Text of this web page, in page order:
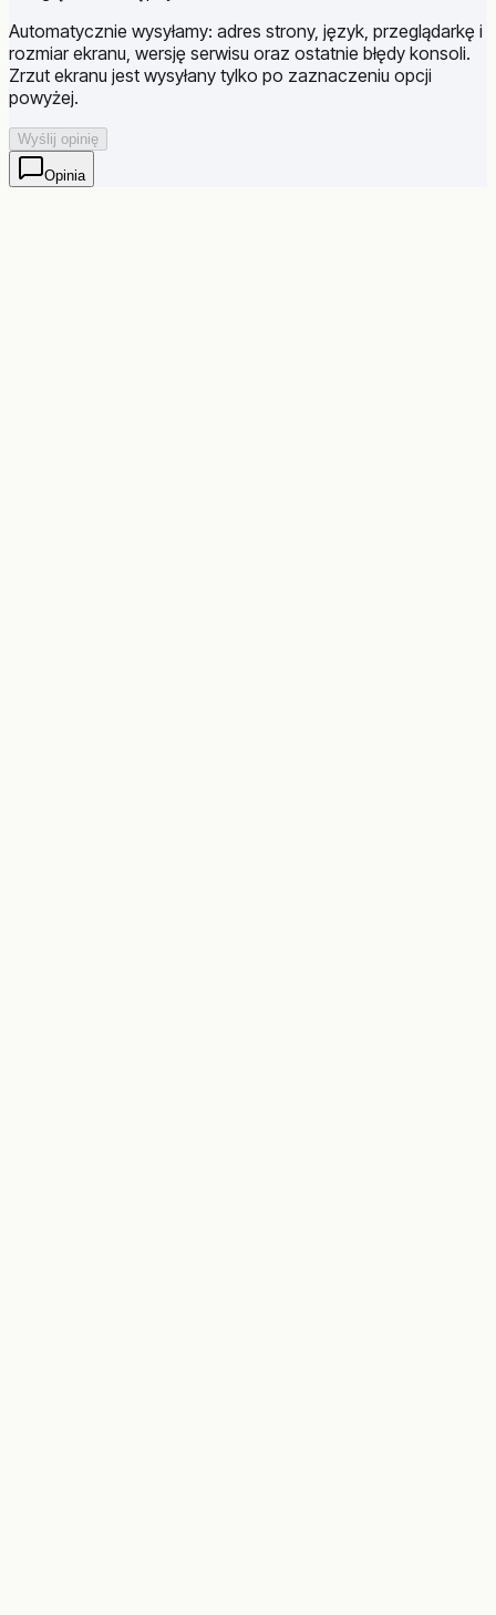
Automatycznie wysyłamy: adres strony, język, przeglądarkę i
rozmiar ekranu, wersję serwisu oraz ostatnie błędy konsoli.
Zrzut ekranu jest wysyłany tylko po zaznaczeniu opcji
powyżej.
Wyślij opinię
Opinia